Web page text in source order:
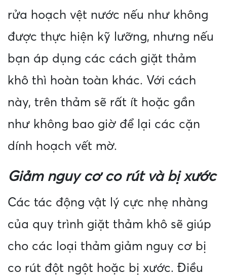
rửa hoạch vệt nước nếu như không
được thực hiện kỹ lưỡng, nhưng nếu
bạn áp dụng các cách giặt thảm
khô thì hoàn toàn khác. Với cách
này, trên thảm sẽ rất ít hoặc gần
như không bao giờ để lại các cặn
dính hoạch vết mờ.
Giảm nguy cơ co rút và bị xước
Các tác động vật lý cực nhẹ nhàng
của quy trình giặt thảm khô sẽ giúp
cho các loại thảm giảm nguy cơ bị
co rút đột ngột hoặc bị xước. Điều